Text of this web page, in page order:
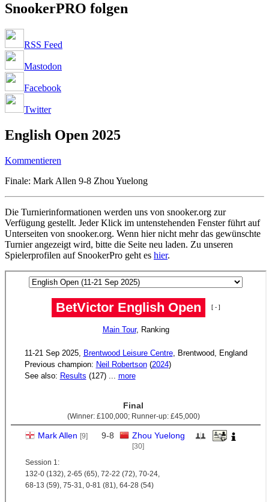
SnookerPRO folgen
RSS Feed
Mastodon
Facebook
Twitter
English Open 2025
Kommentieren
Finale: Mark Allen 9-8 Zhou Yuelong
Die Turnierinformationen werden uns von snooker.org zur
Verfügung gestellt. Jeder Klick im untenstehenden Fenster führt auf
Unterseiten von snooker.org. Wenn hier nicht mehr das gewünschte
Turnier angezeigt wird, bitte die Seite neu laden. Zu unseren
Spielerprofilen auf SnookerPro geht es hier.